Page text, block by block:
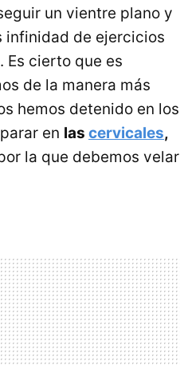
un vientre plano y
infinidad de ejercicios
Es cierto que es
de la manera más
hemos detenido en los
en las cervicales,
la que debemos velar